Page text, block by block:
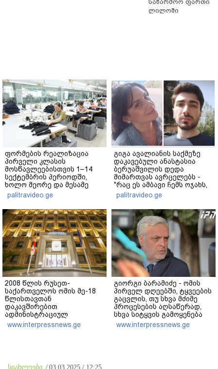
საწარმოო ფართი
ლილოში
ფორმების რეალიზაცია
პირველი კლასის
მოსწავლეებისთვის 1–14
სექტემბრის პერიოდში,
ხოლო მეორე და მესამე
ეტაპებზე...
palitravideo.ge
გიგა ავალიანის საქმეზე
დაკავებული ანასტასია
ბერუაშვილის დედა
მიმართვას ავრცელებს -
"რაც ეს ამბავი ჩემს ოჯახს,
ჩემს ანასტასიას გადახდა
თავს, მის მერე მე მე არ
ვარ"
palitravideo.ge
2008 წლის რუსეთ-
საქართველოს ომის მე-18
წლისთავთან
დაკავშირებით
ადმინისტრაციულ
შენობებზე სახელმწიფო
დროშები დაეშვა
www.interpressnews.ge
გიორგი ბარამიძე - ომის
პირველ დღეებში, ტყვეების
გაცვლის, თუ სხვა მძიმე
პროცესების აღსაწერად,
სხვა სიტყვის გამოყენება
აჯობებდა - არასდროს
მითქვამს, რომ ჩვენები
www.interpressnews.ge
სიახლეები / 03.03.2025 / 12:25